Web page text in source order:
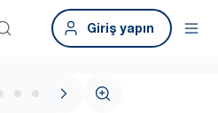
Giriş yapın
1 / 6